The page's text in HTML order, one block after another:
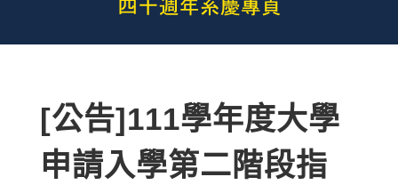
[公告]111學年度大學
申請入學第二階段指